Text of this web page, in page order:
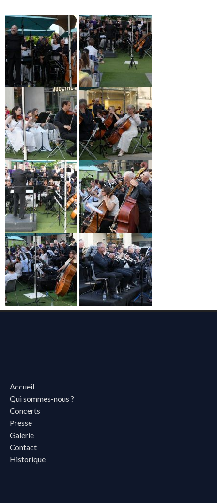
Accueil
Qui sommes-nous ?
Concerts
Presse
Galerie
Contact
Historique